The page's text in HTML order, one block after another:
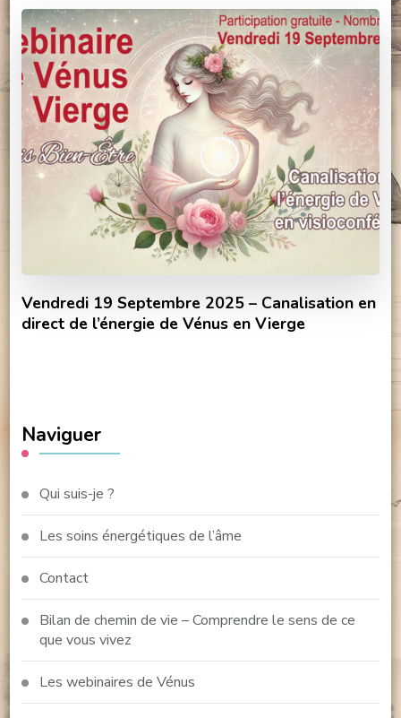
Vendredi 19 Septembre 2025 – Canalisation en
direct de l’énergie de Vénus en Vierge
Naviguer
Qui suis-je ?
Les soins énergétiques de l’âme
Contact
Bilan de chemin de vie – Comprendre le sens de ce
que vous vivez
Les webinaires de Vénus